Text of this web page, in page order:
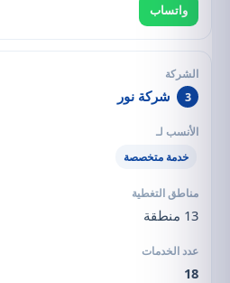
واتساب
3 شركة نور
خدمة متخصصة
13 منطقة
18